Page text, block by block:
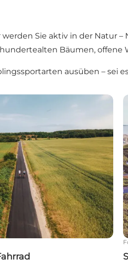
werden Sie aktiv in der Natur
Bäumen, offene
ausüben – sei